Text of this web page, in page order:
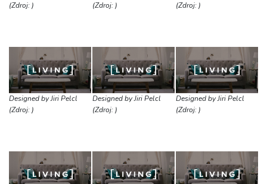
(Zdroj: )
(Zdroj: )
(Zdroj: )
Designed by Jiri Pelcl
(Zdroj: )
Designed by Jiri Pelcl
(Zdroj: )
Designed by Jiri Pelcl
(Zdroj: )